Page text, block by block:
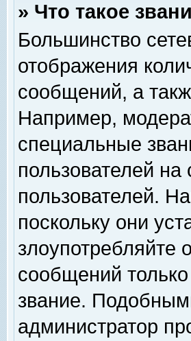
» Что такое
Большинство
отображения
сообщений, а
Например,
специальные
пользователей
пользователей.
поскольку они
злоупотребляйте
сообщений
звание.
администратор